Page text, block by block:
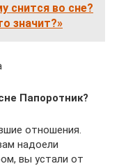
снится во сне?
значит?»
Папоротник?
отношения.
надоели
вы устали от